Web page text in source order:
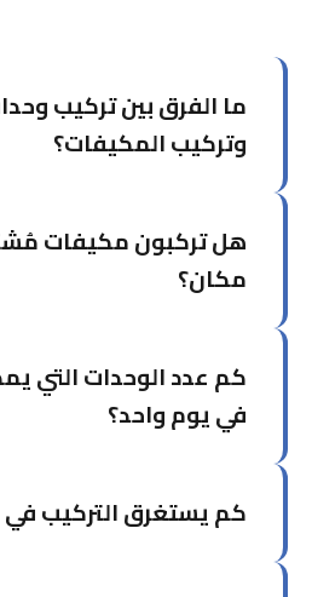
ما الفرق بين تركيب
وتركيب المكيفات؟
منفردة في غرف محددة، بينما
المكيفات الشاملة التصميم
هل تركبون مكيفات
مكان؟
محل. يكفي إخبارنا بالماركة
كم عدد الوحدات التي
في يوم واحد؟
الواحد حسب موقع التركيب
كم يستغرق التركيب